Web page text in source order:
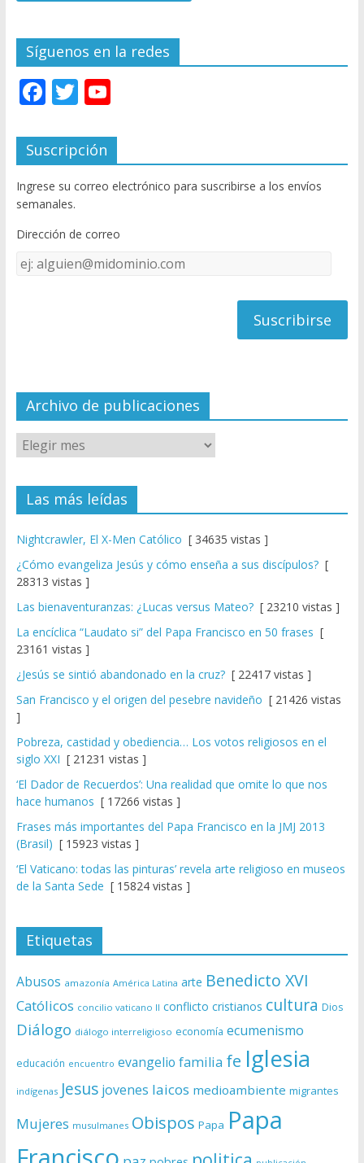
Síguenos en la redes
F
e
b
o
o
k
T
itt
er
Y
u
T
u
e
C
el
Suscripción
Ingrese su correo electrónico para suscribirse a los envíos
semanales.
Dirección de correo
Dirección
de
Archivo de publicaciones
Las más leídas
Nightcrawler, El X-Men Católico [ 34635 vistas ]
¿Cómo evangeliza Jesús y cómo enseña a sus discípulos?[
28313 vistas ]
Las bienaventuranzas: ¿Lucas versus Mateo?[ 23210 vistas ]
La encíclica “Laudato si” del Papa Francisco en 50 frases [
23161 vistas ]
¿Jesús se sintió abandonado en la cruz?[ 22417 vistas ]
San Francisco y el origen del pesebre navideño [ 21426 vistas
]
Pobreza, castidad y obediencia… Los votos religiosos en el
siglo XXI [ 21231 vistas ]
‘El Dador de Recuerdos’: Una realidad que omite lo que nos
hace humanos [ 17266 vistas ]
Frases más importantes del Papa Francisco en la JMJ 2013
(Brasil) [ 15923 vistas ]
‘El Vaticano: todas las pinturas’ revela arte religioso en museos
de la Santa Sede [ 15824 vistas ]
Etiquetas
Abusos amazonía América Latina arte Benedicto XVI
Católicos concilio vaticano II conflicto cristianos cultura Dios
Diálogo diálogo interreligioso economía ecumenismo
educación encuentro evangelio familia fe Iglesia
indígenas Jesus jovenes laicos medioambiente migrantes
Mujeres musulmanes Obispos Papa Papa